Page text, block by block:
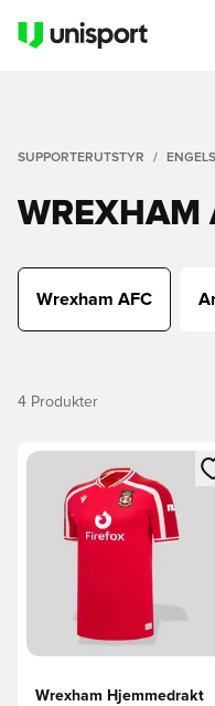
SUPPORTERUTSTYR
WREXHAM
Wrexham AFC
4 Produkter
Åpner en Modal for å
Wrexham Hjemmedrakt